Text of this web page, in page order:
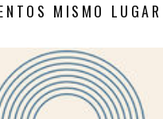
MISMO LUGAR